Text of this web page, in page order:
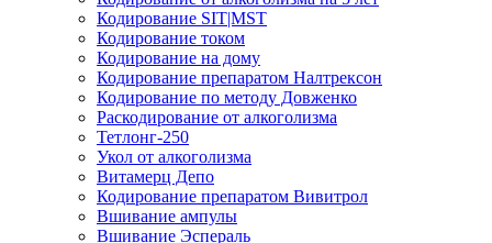
Кодирование SIT|MST
Кодирование током
Кодирование на дому
Кодирование препаратом Налтрексон
Кодирование по методу Довженко
Раскодирование от алкоголизма
Тетлонг-250
Укол от алкоголизма
Витамерц Депо
Кодирование препаратом Вивитрол
Вшивание ампулы
Вшивание Эспераль